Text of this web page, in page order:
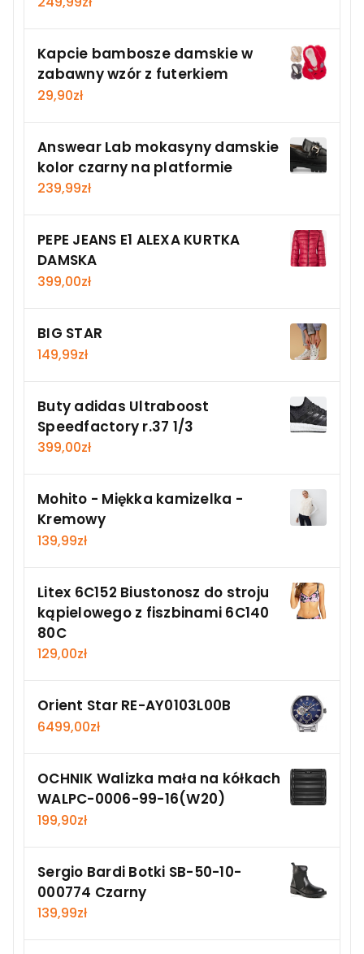
Kapcie bambosze damskie w
zabawny wzór z futerkiem
29,90zł
Answear Lab mokasyny damskie
kolor czarny na platformie
239,99zł
PEPE JEANS E1 ALEXA KURTKA
DAMSKA
399,00zł
BIG STAR
149,99zł
Buty adidas Ultraboost
Speedfactory r.37 1/3
399,00zł
Mohito - Miękka kamizelka -
Kremowy
139,99zł
Litex 6C152 Biustonosz do stroju
kąpielowego z fiszbinami 6C140
80C
129,00zł
Orient Star RE-AY0103L00B
6499,00zł
OCHNIK Walizka mała na kółkach
WALPC-0006-99-16(W20)
199,90zł
Sergio Bardi Botki SB-50-10-
000774 Czarny
139,99zł